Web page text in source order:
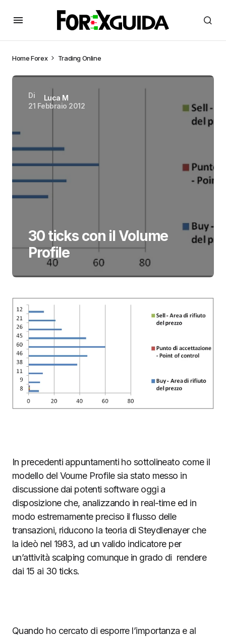
HomeForex Trading Online
Di
Luca M
21 Febbraio 2012
30 ticks con il Volume
Profile
In precedenti appuntamenti ho sottolineato come il
modello del Voume Profile sia stato messo in
discussione dai potenti software oggi a
disposizione che, analizzando in real-time ed in
modo estremamente preciso il flusso delle
transazioni, riducono la teoria di Steydlenayer che
la ideò nel 1983, ad un valido indicatore per
un’attività scalping comunque in grado di rendere
dai 15 ai 30 ticks.
Quando ho cercato di esporre l’importanza e al